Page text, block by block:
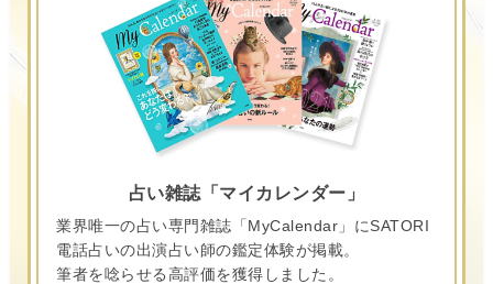
占い雑誌「マイカレンダー」
業界唯一の占い専門雑誌「MyCalendar」にSATORI
電話占いの出演占い師の鑑定体験が掲載。
筆者を唸らせる高評価を獲得しました。